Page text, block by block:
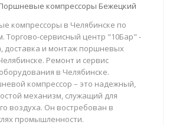
компрессоры Бежецкий
компрессоры в Челябинске по
Торгово-сервисный центр "10Бар" -
доставка и монтаж поршневых
Ремонт и сервис
в Челябинске.
компрессор – это надежный,
механизм, служащий для
воздуха. Он востребован в
промышленности.